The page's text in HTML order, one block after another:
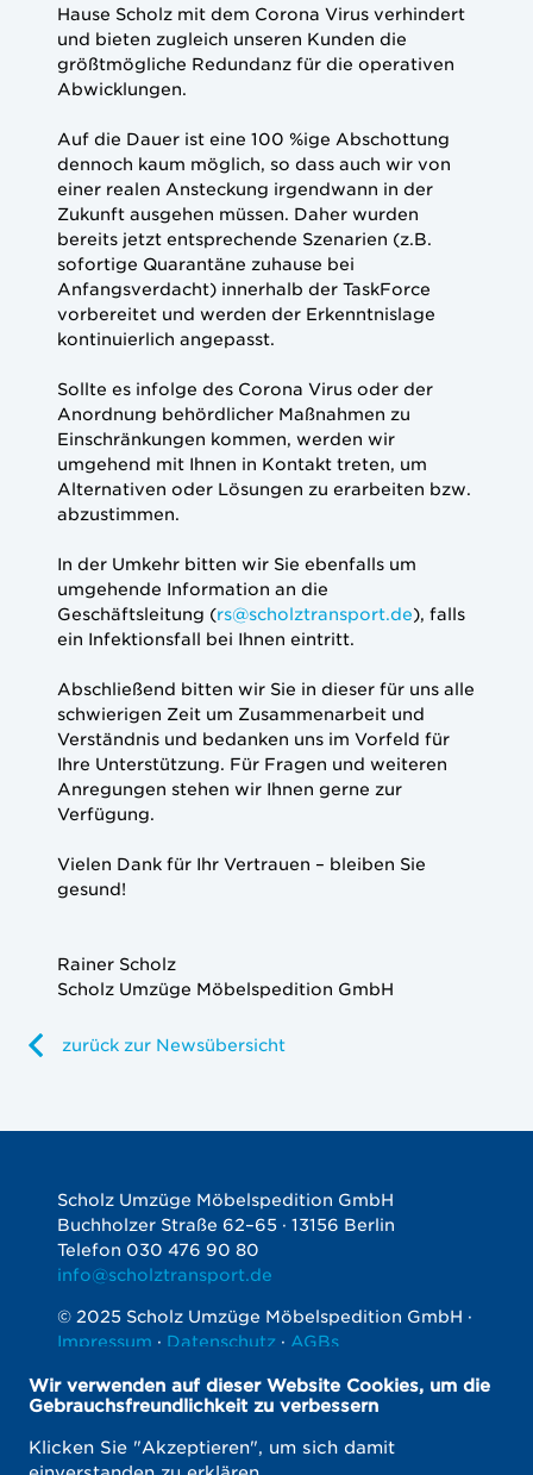
Hause Scholz mit dem Corona Virus verhindert
und bieten zugleich unseren Kunden die
größtmögliche Redundanz für die operativen
Abwicklungen.
Auf die Dauer ist eine 100 %ige Abschottung
dennoch kaum möglich, so dass auch wir von
einer realen Ansteckung irgendwann in der
Zukunft ausgehen müssen. Daher wurden
bereits jetzt entsprechende Szenarien (z.B.
sofortige Quarantäne zuhause bei
Anfangsverdacht) innerhalb der TaskForce
vorbereitet und werden der Erkenntnislage
kontinuierlich angepasst.
Sollte es infolge des Corona Virus oder der
Anordnung behördlicher Maßnahmen zu
Einschränkungen kommen, werden wir
umgehend mit Ihnen in Kontakt treten, um
Alternativen oder Lösungen zu erarbeiten bzw.
abzustimmen.
In der Umkehr bitten wir Sie ebenfalls um
umgehende Information an die
Geschäftsleitung (rs@scholztransport.de), falls
ein Infektionsfall bei Ihnen eintritt.
Abschließend bitten wir Sie in dieser für uns alle
schwierigen Zeit um Zusammenarbeit und
Verständnis und bedanken uns im Vorfeld für
Ihre Unterstützung. Für Fragen und weiteren
Anregungen stehen wir Ihnen gerne zur
Verfügung.
Vielen Dank für Ihr Vertrauen – bleiben Sie
gesund!
Rainer Scholz
Scholz Umzüge Möbelspedition GmbH
zurück zur Newsübersicht
Scholz Umzüge Möbelspedition GmbH
Buchholzer Straße 62–65 · 13156 Berlin
Telefon 030 476 90 80
info@scholztransport.de
© 2025 Scholz Umzüge Möbelspedition GmbH ·
Impressum · Datenschutz · AGBs
Soziale
Netzwerke
Wir verwenden auf dieser Website Cookies, um die
Gebrauchsfreundlichkeit zu verbessern
Klicken Sie "Akzeptieren", um sich damit